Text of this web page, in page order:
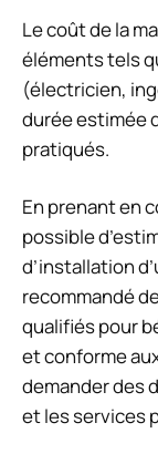
Le coût de la
éléments tels
(électricien,
durée estimée
pratiqués.
En prenant en
possible
d’installation
recommandé
qualifiés pour
et conforme
demander des
et les services